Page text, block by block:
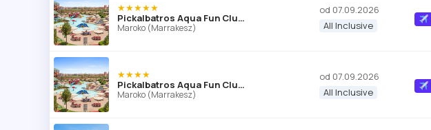
★★★★★
Pickalbatros Aqua Fun Club Marrakech
Maroko (Marrakesz)
od 07.09.2026
All Inclusive
★★★★
Pickalbatros Aqua Fun Club Marrakech
Maroko (Marrakesz)
od 07.09.2026
All Inclusive